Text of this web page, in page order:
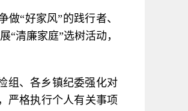
“好家风”的践行者、
“清廉家庭”选树活动，
组、各乡镇纪委强化对
严格执行个人有关事项